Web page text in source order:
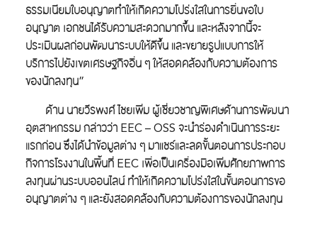
ธรรมเนียมใบอนุญาตทำให้เกิดความโปร่งใสในการยื่นขอใบ
อนุญาต เอกชนได้รับความสะดวกมากขึ้น และหลังจากนี้จะ
ประเมินผลก่อนพัฒนาระบบให้ดีขึ้น และขยายรูปแบบการให้
บริการไปยังเขตเศรษฐกิจอื่น ๆ ให้สอดคล้องกับความต้องการ
ของนักลงทุน”
ด้าน นายวีรพงศ์ ไชยเพิ่ม ผู้เชี่ยวชาญพิเศษด้านการพัฒนา
อุตสาหกรรม กล่าวว่า EEC – OSS จะนำร่องดำเนินการระยะ
แรกก่อน ซึ่งได้นำข้อมูลต่าง ๆ มาแชร์และลดขั้นตอนการประกอบ
กิจการโรงงานในพื้นที่ EEC เพื่อเป็นเครื่องมือเพิ่มศักยภาพการ
ลงทุนผ่านระบบออนไลน์ ทำให้เกิดความโปร่งใสในขั้นตอนการขอ
อนุญาตต่าง ๆ และยังสอดคล้องกับความต้องการของนักลงทุน